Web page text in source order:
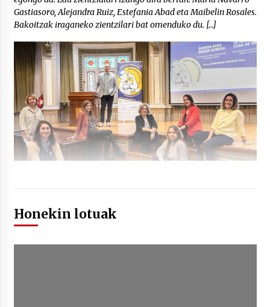
Gastiasoro, Alejandra Ruiz, Estefania Abad eta Maibelin Rosales.
Bakoitzak iraganeko zientzilari bat omenduko du. […]
Honekin lotuak